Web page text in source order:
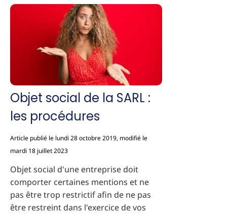
Objet social de la SARL :
les procédures
Article publié le lundi 28 octobre 2019, modifié le
mardi 18 juillet 2023
Objet social d'une entreprise doit
comporter certaines mentions et ne
pas être trop restrictif afin de ne pas
être restreint dans l'exercice de vos